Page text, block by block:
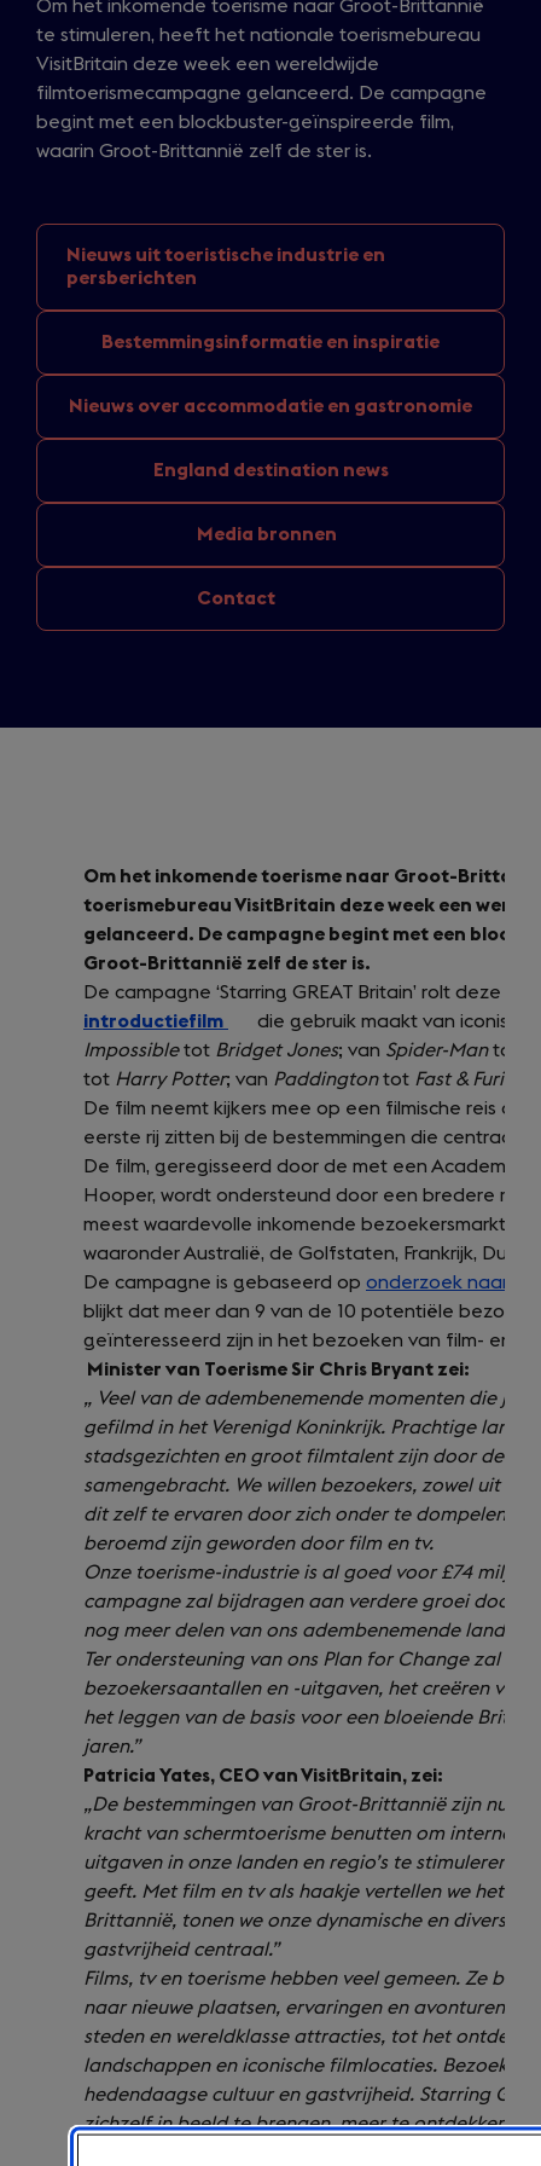
Om het inkomende toerisme naar Groot-Brittannië
te stimuleren, heeft het nationale toerismebureau
VisitBritain deze week een wereldwijde
filmtoerismecampagne gelanceerd. De campagne
begint met een blockbuster-geïnspireerde film,
waarin Groot-Brittannië zelf de ster is.
Nieuws uit toeristische industrie en
persberichten
Bestemmingsinformatie en inspiratie
Nieuws over accommodatie en gastronomie
England destination news
Media bronnen
Contact
Om het inkomende toerisme naar Groot-
toerismebureau VisitBritain deze week een
gelanceerd. De campagne begint met een
Groot-Brittannië zelf de ster is.
De campagne ‘Starring GREAT Britain’ rolt deze
introductiefilm
(opens
in
a
new
tab)
die gebruik maakt van
Impossibletot Bridget Jones; van Spider-Mantot
tot Harry Potter; van Paddingtontot Fast & Furious
De film neemt kijkers mee op een filmische reis
eerste rij zitten bij de bestemmingen die centraal
De film, geregisseerd door de met een Academy
Hooper, wordt ondersteund door een bredere
meest waardevolle inkomende bezoekersmarkten
waaronder Australië, de Golfstaten, Frankrijk,
De campagne is gebaseerd op onderzoek naar
blijkt dat meer dan 9 van de 10 potentiële
geïnteresseerd zijn in het bezoeken van film- en
Minister van Toerisme Sir Chris Bryant zei:
„ Veel van de adembenemende momenten die je
gefilmd in het Verenigd Koninkrijk. Prachtige
stadsgezichten en groot filmtalent zijn door de
samengebracht. We willen bezoekers, zowel uit
dit zelf te ervaren door zich onder te dompelen in
beroemd zijn geworden door film en tv.
Onze toerisme-industrie is al goed voor £74
campagne zal bijdragen aan verdere groei door
nog meer delen van ons adembenemende land te
Ter ondersteuning van ons Plan for Change zal
bezoekersaantallen en -uitgaven, het creëren van
het leggen van de basis voor een bloeiende Britse
jaren.”
Patricia Yates, CEO van VisitBritain, zei:
„De bestemmingen van Groot-Brittannië zijn nu
kracht van schermtoerisme benutten om
uitgaven in onze landen en regio’s te stimuleren,
geeft. Met film en tv als haakje vertellen we het
Brittannië, tonen we onze dynamische en diverse
gastvrijheid centraal.”
Films, tv en toerisme hebben veel gemeen. Ze
naar nieuwe plaatsen, ervaringen en avonturen.
steden en wereldklasse attracties, tot het
landschappen en iconische filmlocaties.
hedendaagse cultuur en gastvrijheid. Starring
zichzelf in beeld te brengen, meer te ontdekken